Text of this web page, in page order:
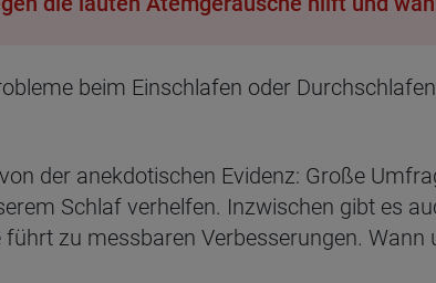
beim Einschlafen oder
der anekdotischen Evidenz: Große
Schlaf verhelfen. Inzwischen gibt es
zu messbaren Verbesserungen.